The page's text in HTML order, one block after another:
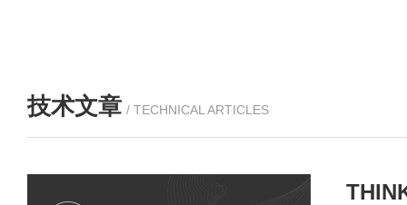
技术文章 / TECHNICAL ARTICLES